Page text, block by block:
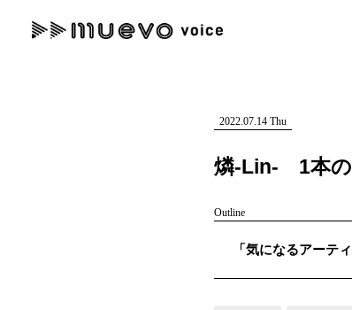
#女性SSW #ロック #男
"読者の声を形にする”音楽特化メディア
2022.07.14 Thu
燐-Lin- 1本の
Outline
「気になるアーテ